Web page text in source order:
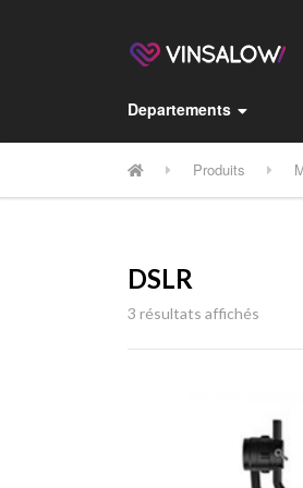
Departements
Produits
DSLR
3 résultats affichés